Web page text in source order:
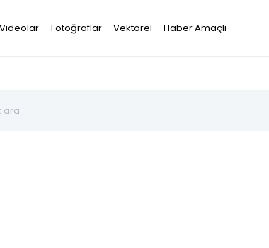
Videolar Fotoğraflar Vektörel Haber Amaçlı